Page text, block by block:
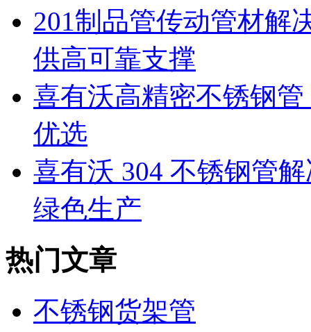
201制品管传动管材解
供高可靠支撑
喜有沃高精密不锈钢
优选
喜有沃 304 不锈钢管
绿色生产
热门文章
不锈钢货架管